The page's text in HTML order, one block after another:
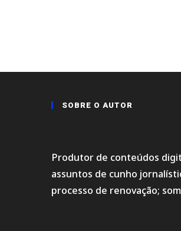
SOBRE O AUTOR
Produtor de conteúdos
assuntos de cunho
processo de renovação;